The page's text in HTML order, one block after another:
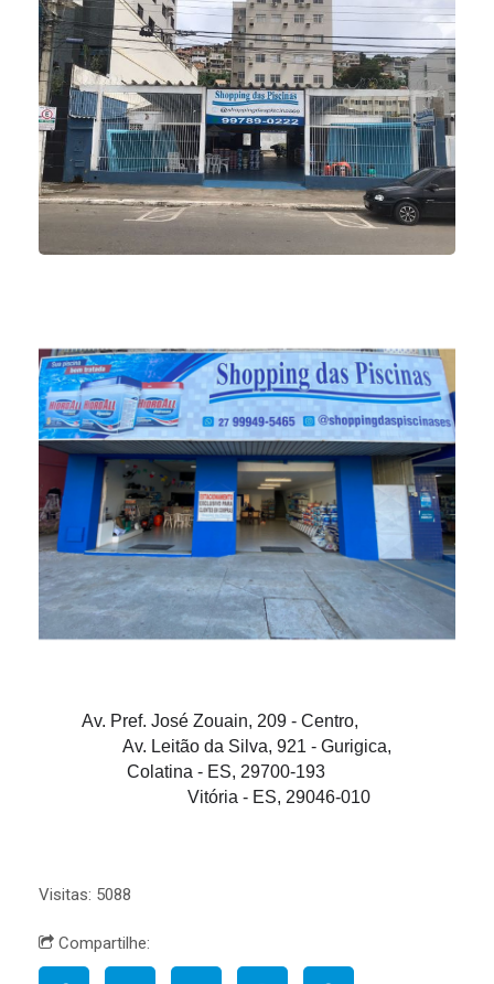
Av. Pref. José Zouain, 209 - Centro,
Av. Leitão da Silva, 921 - Gurigica,
Colatina - ES, 29700-193
Vitória - ES, 29046-010
Visitas: 5088
Compartilhe: